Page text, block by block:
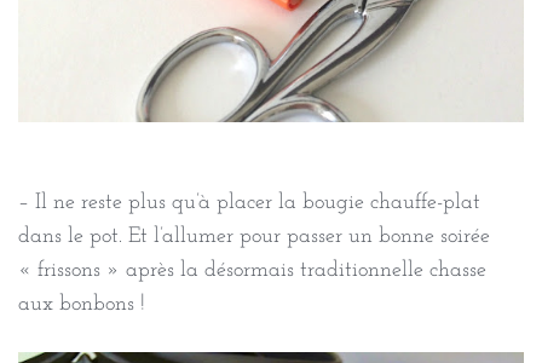
– Il ne reste plus qu’à placer la bougie chauffe-plat
dans le pot. Et l’allumer pour passer un bonne soirée
« frissons » après la désormais traditionnelle chasse
aux bonbons !